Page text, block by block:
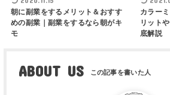
朝に副業をするメリット＆おすす
めの副業｜副業をするなら朝がキ
モ
カラー
リット
底解説
ABOUT US